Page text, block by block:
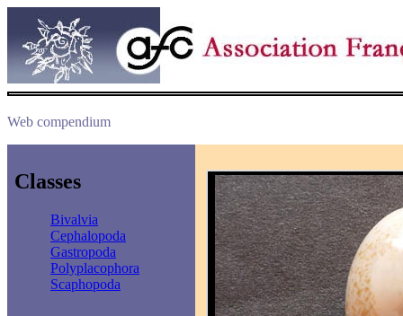
Web compendium
Classes
Bivalvia
Cephalopoda
Gastropoda
Polyplacophora
Scaphopoda